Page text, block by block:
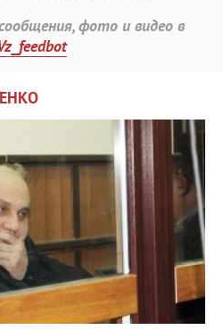
фото и видео в